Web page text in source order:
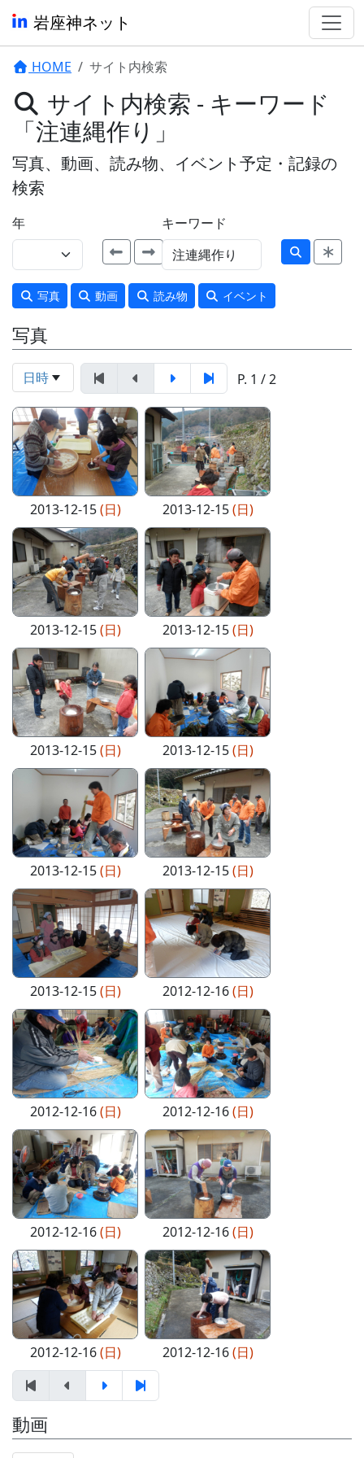
岩座神ネット
HOME サイト内検索
サイト内検索 - キーワード
「注連縄作り」
写真、動画、読み物、イベント予定・記録の
検索
年 キーワード
写真 動画 読み物 イベント
写真
日時 P. 1 / 2
2013-12-15(日) 2013-12-15(日)
2013-12-15(日) 2013-12-15(日)
2013-12-15(日) 2013-12-15(日)
2013-12-15(日) 2013-12-15(日)
2013-12-15(日) 2012-12-16(日)
2012-12-16(日) 2012-12-16(日)
2012-12-16(日) 2012-12-16(日)
2012-12-16(日) 2012-12-16(日)
動画